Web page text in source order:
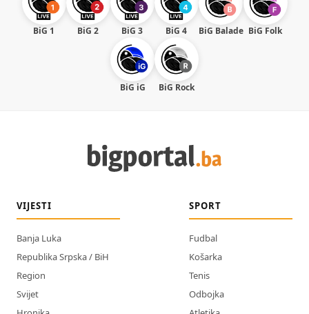
BiG 1 BiG 2 BiG 3 BiG 4 BiG Balade BiG Folk
BiG iG BiG Rock
VIJESTI
Banja Luka
Republika Srpska / BiH
Region
Svijet
SPORT
Fudbal
Košarka
Tenis
Odbojka